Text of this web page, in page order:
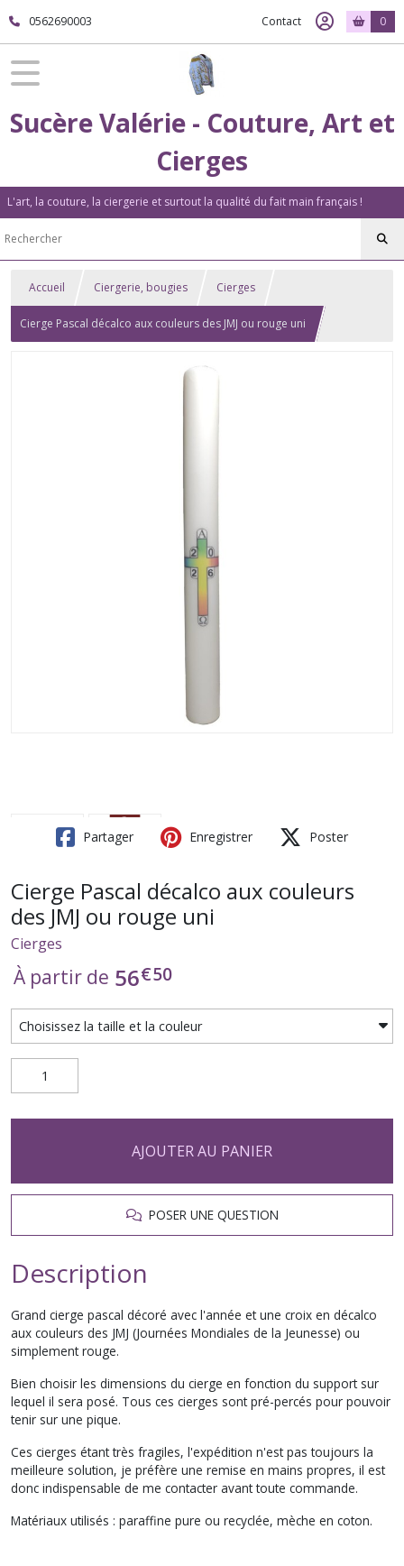
0562690003 Contact 0
Sucère Valérie - Couture, Art et
Cierges
L'art, la couture, la ciergerie et surtout la qualité du fait main français !
Accueil Ciergerie, bougies Cierges
Cierge Pascal décalco aux couleurs des JMJ ou rouge uni
Partager Enregistrer Poster
Cierge Pascal décalco aux couleurs
des JMJ ou rouge uni
Cierges
À partir de 56€50
AJOUTER AU PANIER
POSER UNE QUESTION
Description
Grand cierge pascal décoré avec l'année et une croix en décalco
aux couleurs des JMJ (Journées Mondiales de la Jeunesse) ou
simplement rouge.
Bien choisir les dimensions du cierge en fonction du support sur
lequel il sera posé. Tous ces cierges sont pré-percés pour pouvoir
tenir sur une pique.
Ces cierges étant très fragiles, l'expédition n'est pas toujours la
meilleure solution, je préfère une remise en mains propres, il est
donc indispensable de me contacter avant toute commande.
Matériaux utilisés : paraffine pure ou recyclée, mèche en coton.